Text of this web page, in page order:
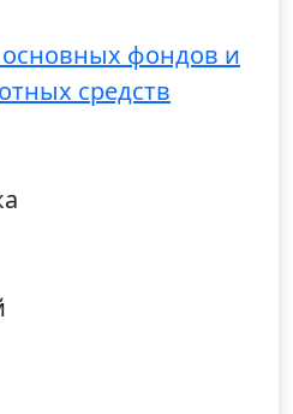
фондов и
средств